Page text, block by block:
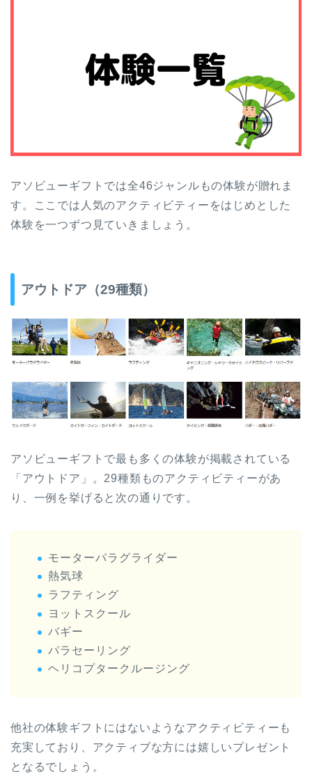
アソビューギフトでは全46ジャンルもの体験が贈れま
す。ここでは人気のアクティビティーをはじめとした
体験を一つずつ見ていきましょう。
アウトドア（29種類）
アソビューギフトで最も多くの体験が掲載されている
「アウトドア」。29種類ものアクティビティーがあ
り、一例を挙げると次の通りです。
モーターパラグライダー
熱気球
ラフティング
ヨットスクール
バギー
パラセーリング
ヘリコプタークルージング
他社の体験ギフトにはないようなアクティビティーも
充実しており、アクティブな方には嬉しいプレゼント
となるでしょう。